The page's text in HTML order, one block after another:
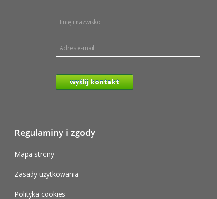
wyślij kontakt
Regulaminy i zgody
Mapa strony
Zasady użytkowania
Polityka cookies